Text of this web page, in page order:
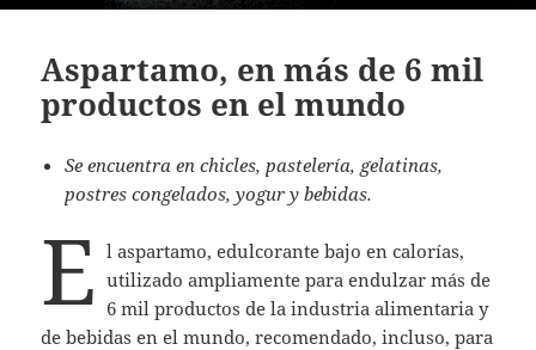
Aspartamo, en más de 6 mil
productos en el mundo
Se encuentra en chicles, pastelería, gelatinas,
postres congelados, yogur y bebidas.
E l aspartamo, edulcorante bajo en calorías,
utilizado ampliamente para endulzar más de
6 mil productos de la industria alimentaria y
de bebidas en el mundo, recomendado, incluso, para